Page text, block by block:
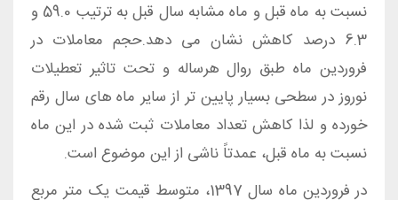
نسبت به ماه قبل و ماه مشابه سال قبل به ترتیب 59.0 و
6.3 درصد کاهش نشان می دهد.حجم معاملات در
فروردین ماه طبق روال هرساله و تحت تاثیر تعطیلات
نوروز در سطحی بسیار پایین تر از سایر ماه های سال رقم
خورده و لذا کاهش تعداد معاملات ثبت شده در این ماه
نسبت به ماه قبل، عمدتاً ناشی از این موضوع است.
در فروردین ماه سال 1397، متوسط قیمت یک متر مربع